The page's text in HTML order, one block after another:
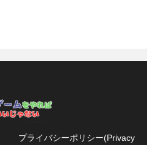
プライバシーポリシー(Privacy